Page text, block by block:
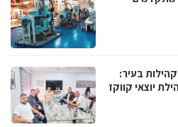
בעיר:
יוצאי קווקז